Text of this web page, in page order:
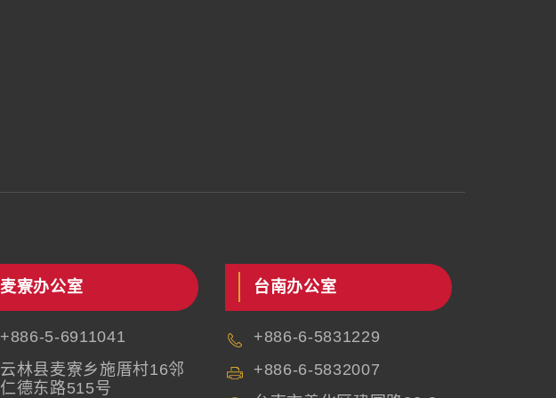
麦寮办公室
+886-5-6911041
云林县麦寮乡施厝村16邻
仁德东路515号
台南办公室
+886-6-5831229
+886-6-5832007